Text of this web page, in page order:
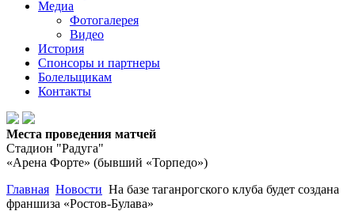
Медиа
Фотогалерея
Видео
История
Спонсоры и партнеры
Болельщикам
Контакты
Места проведения матчей
Стадион "Радуга"
«Арена Форте» (бывший «Торпедо»)
Главная Новости На базе таганрогского клуба будет создана
франшиза «Ростов-Булава»